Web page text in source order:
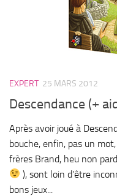
EXPERT 25 MARS 2012
Descendance (+
Après avoir joué à
bouche, enfin, pas un
frères Brand, heu non
), sont loin d’être
bons jeux...